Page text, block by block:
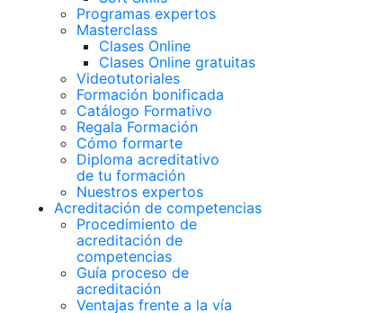
Programas expertos
Masterclass
Clases Online
Clases Online gratuitas
Videotutoriales
Formación bonificada
Catálogo Formativo
Regala Formación
Cómo formarte
Diploma acreditativo
de tu formación
Nuestros expertos
Acreditación de competencias
Procedimiento de
acreditación de
competencias
Guía proceso de
acreditación
Ventajas frente a la vía